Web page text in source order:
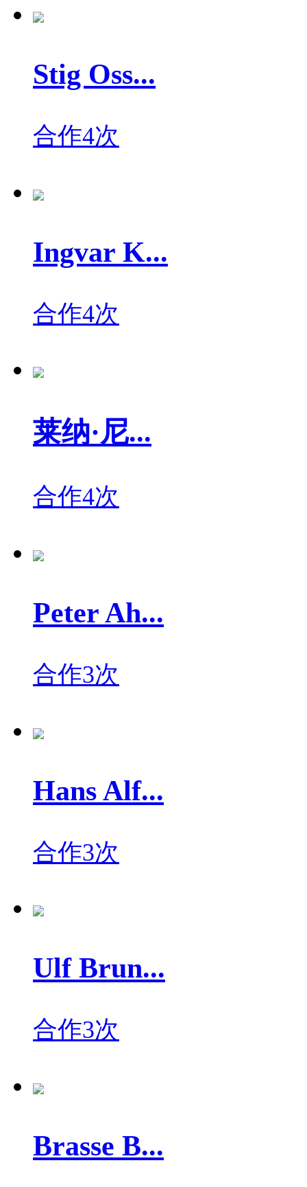
Stig Oss...
合作4次
Ingvar K...
合作4次
莱纳·尼...
合作4次
Peter Ah...
合作3次
Hans Alf...
合作3次
Ulf Brun...
合作3次
Brasse B...